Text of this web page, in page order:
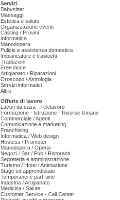
Servizi
Babysitter
Massaggi
Estetica e salute
Organizzazione eventi
Casting / Provini
Informatica
Manodopera
Pulizie e assistenza domestica
Imbiancature e traslochi
Traduzioni
Free lance
Artigianato / Riparazioni
Oroscopo / Astrologia
Servizi informatici
Altro
Offerte di lavoro
Lavori da casa - Telelavoro
Formazione - Istruzione - Risorse Umane
Commerciale / Agenti
Comunicazione e marketing
Franchising
Informatica / Web design
Hostess / Promoter
Manodopera / Operai
Negozi / Bar / Pub / Ristoranti
Segreteria e amministrazione
Turismo / Hotel / Animazione
Stage ed apprendistato
Temporanei e part-time
Industria / Artigianato
Medicina / Salute
Customer Service - Call Center